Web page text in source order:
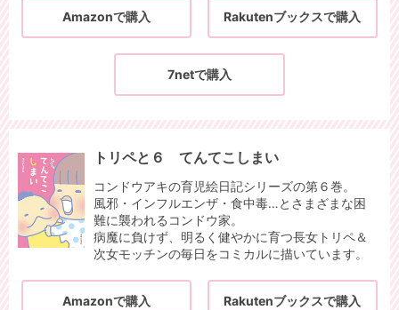
Amazonで購入 Rakutenブックスで購入
7netで購入
トリペと６ てんてこしまい
コンドウアキの育児絵日記シリーズの第６巻。
風邪・インフルエンザ・食中毒…とさまざまな困
難に襲われるコンドウ家。
病魔に負けず、明るく健やかに育つ長女トリペ＆
次女モッチンの毎日をコミカルに描いています。
Amazonで購入 Rakutenブックスで購入